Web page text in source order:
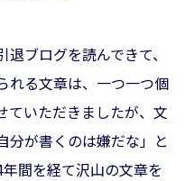
ブログを読んできて、
れる文章は、一つ一つ個
ていただきましたが、文
分が書くのは嫌だな」と
間を経て沢山の文章を